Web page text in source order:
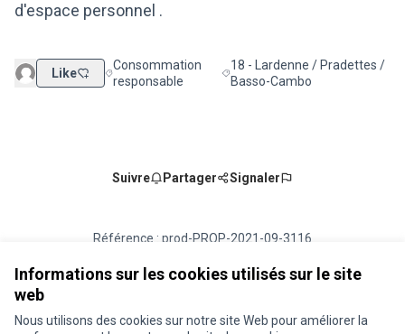
Informations sur les cookies utilisés sur le site
web
Nous utilisons des cookies sur notre site Web pour améliorer la
d'espace personnel .
Like Filtrer les résultats de la catégorie : Consommation
Consommation
responsable
Filtrer les résultats pour le
18 - Lardenne / Pradettes /
Basso-Cambo
Suivre Partager Signaler
Référence : prod-PROP-2021-09-3116
Vérifiez l'empreinte numérique
Conditions d'utilisation